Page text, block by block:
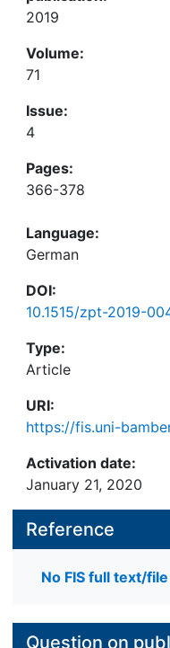
2019
Volume:
71
Issue:
4
Pages:
366-378
Language:
German
DOI:
10.1515/zpt-2019-
Type:
Article
URI:
https://fis.uni-
Activation date:
January 21, 2020
Reference
No FIS full text/file
Question on